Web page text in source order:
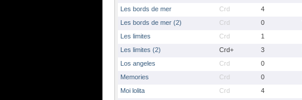
Les bords de mer
Crd 4
Les bords de mer (2)
Crd 0
Les limites
Crd 1
Les limites (2)
Crd+ 3
Los angeles
Crd 0
Memories
Crd 0
Moi lolita
Crd 4